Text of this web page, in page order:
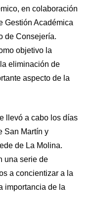
en colaboración
Gestión Académica
de Consejería.
objetivo la
eliminación de
aspecto de la
llevó a cabo los días
San Martín y
de La Molina.
una serie de
a concientizar a la
importancia de la